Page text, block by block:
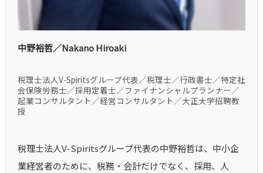
中野裕哲／Nakano Hiroaki
税理士法人V-Spiritsグループ代表／税理士／行政書士／特定社
会保険労務士／採用定着士／ファイナンシャルプランナー／
起業コンサルタント／経営コンサルタント／大正大学招聘教
授
税理士法人V-Spiritsグループ代表の中野裕哲は、中小企
業経営者のために、税務・会計だけでなく、採用、人